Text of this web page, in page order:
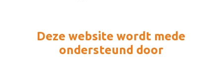
Deze website wordt mede
ondersteund door